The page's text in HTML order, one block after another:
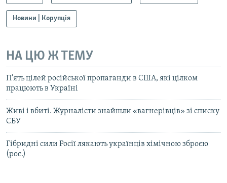
Новини | Корупція
НА ЦЮ Ж ТЕМУ
П’ять цілей російської пропаганди в США, які цілком
працюють в Україні
Живі і вбиті. Журналісти знайшли «вагнерівців» зі списку
СБУ
Гібридні сили Росії лякають українців хімічною зброєю
(рос.)